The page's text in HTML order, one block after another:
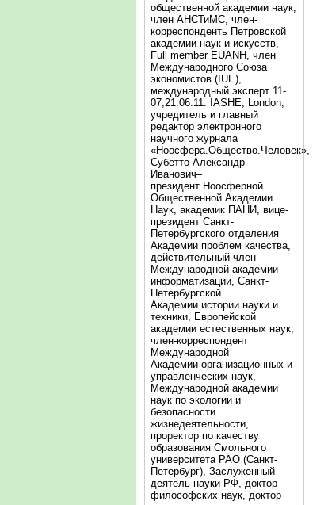
общественной академии наук,
член АНСТиМС, член-
корреспонденть Петровской
академии наук и искусств,
Full member EUANH, член
Международного Союза
экономистов (IUE),
международный эксперт 11-
07,21.06.11. IASHE, London,
учредитель и главный
редактор электронного
научного журнала
«Ноосфера.Общество.Человек»,
Субетто Александр
Иванович–
президент Ноосферной
Общественной Академии
Наук, академик ПАНИ, вице-
президент Санкт-
Петербургского отделения
Академии проблем качества,
действительный член
Международной академии
информатизации, Санкт-
Петербургской
Академии истории науки и
техники, Европейской
академии естественных наук,
член-корреспондент
Международной
Академии организационных и
управленческих наук,
Международной академии
наук по экологии и
безопасности
жизнедеятельности,
проректор по качеству
образования Смольного
университета РАО (Санкт-
Петербург), Заслуженный
деятель науки РФ, доктор
философских наук, доктор